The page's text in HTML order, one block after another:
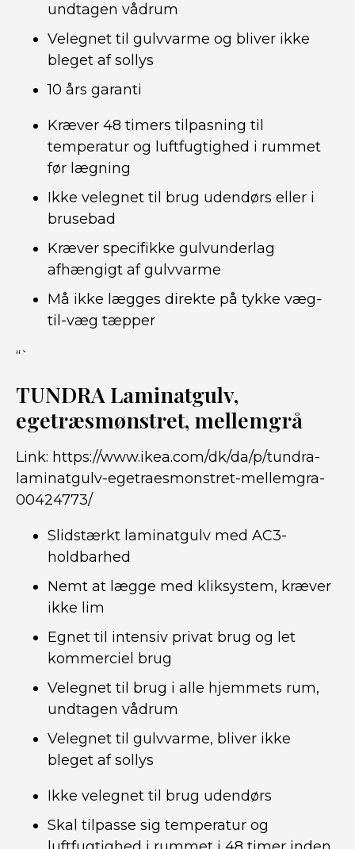
undtagen vådrum
Velegnet til gulvvarme og bliver ikke
bleget af sollys
10 års garanti
Kræver 48 timers tilpasning til
temperatur og luftfugtighed i rummet
før lægning
Ikke velegnet til brug udendørs eller i
brusebad
Kræver specifikke gulvunderlag
afhængigt af gulvvarme
Må ikke lægges direkte på tykke væg-
til-væg tæpper
“`
TUNDRA Laminatgulv,
egetræsmønstret, mellemgrå
Link: https://www.ikea.com/dk/da/p/tundra-
laminatgulv-egetraesmonstret-mellemgra-
00424773/
Slidstærkt laminatgulv med AC3-
holdbarhed
Nemt at lægge med kliksystem, kræver
ikke lim
Egnet til intensiv privat brug og let
kommerciel brug
Velegnet til brug i alle hjemmets rum,
undtagen vådrum
Velegnet til gulvvarme, bliver ikke
bleget af sollys
Ikke velegnet til brug udendørs
Skal tilpasse sig temperatur og